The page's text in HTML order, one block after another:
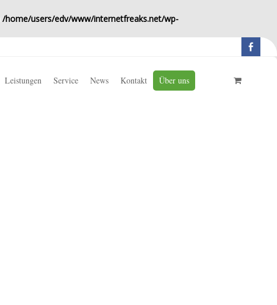
/home/users/edv/www/internetfreaks.net/wp-
Leistungen Service News Kontakt Über uns